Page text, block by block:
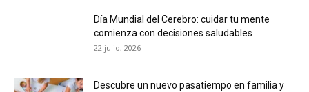
Día Mundial del Cerebro: cuidar tu mente
comienza con decisiones saludables
22 julio, 2026
Descubre un nuevo pasatiempo en familia y